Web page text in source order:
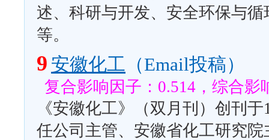
述、科研与开发、安全环保与
等。
9 安徽化工 （Email投稿）
复合影响因子：0.514，综合影
《安徽化工》（双月刊）创刊
任公司主管、安徽省化工研究